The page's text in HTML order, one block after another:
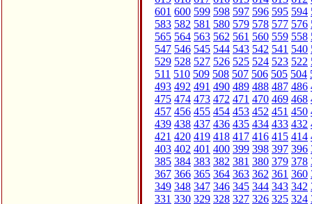
601 600 599 598 597 596 595 594
583 582 581 580 579 578 577 576
565 564 563 562 561 560 559 558
547 546 545 544 543 542 541 540
529 528 527 526 525 524 523 522
511 510 509 508 507 506 505 504
493 492 491 490 489 488 487 486
475 474 473 472 471 470 469 468
457 456 455 454 453 452 451 450
439 438 437 436 435 434 433 432
421 420 419 418 417 416 415 414
403 402 401 400 399 398 397 396
385 384 383 382 381 380 379 378
367 366 365 364 363 362 361 360
349 348 347 346 345 344 343 342
331 330 329 328 327 326 325 324